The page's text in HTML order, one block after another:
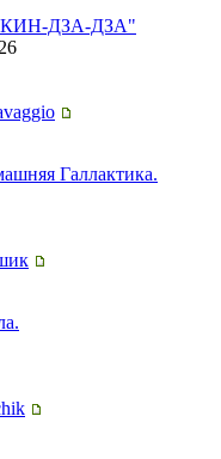
"КИН-ДЗА-ДЗА"
Галлактика.